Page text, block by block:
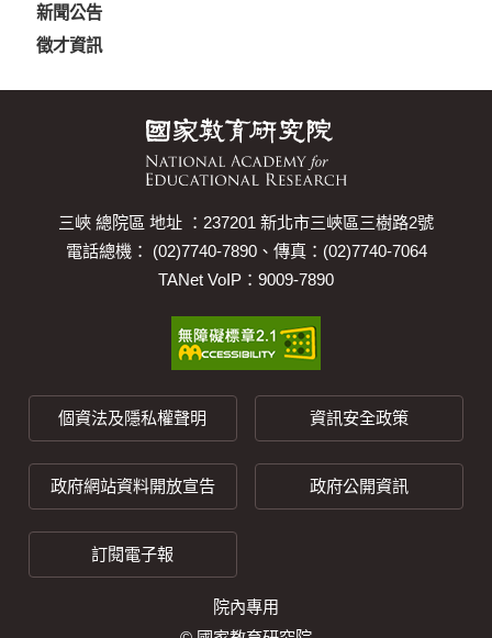
新聞公告
徵才資訊
三峽 總院區 地址 ：237201 新北市三峽區三樹路2號
電話總機： (02)7740-7890、傳真：(02)7740-7064
TANet VoIP：9009-7890
個資法及隱私權聲明 資訊安全政策
政府網站資料開放宣告 政府公開資訊
訂閱電子報
院內專用